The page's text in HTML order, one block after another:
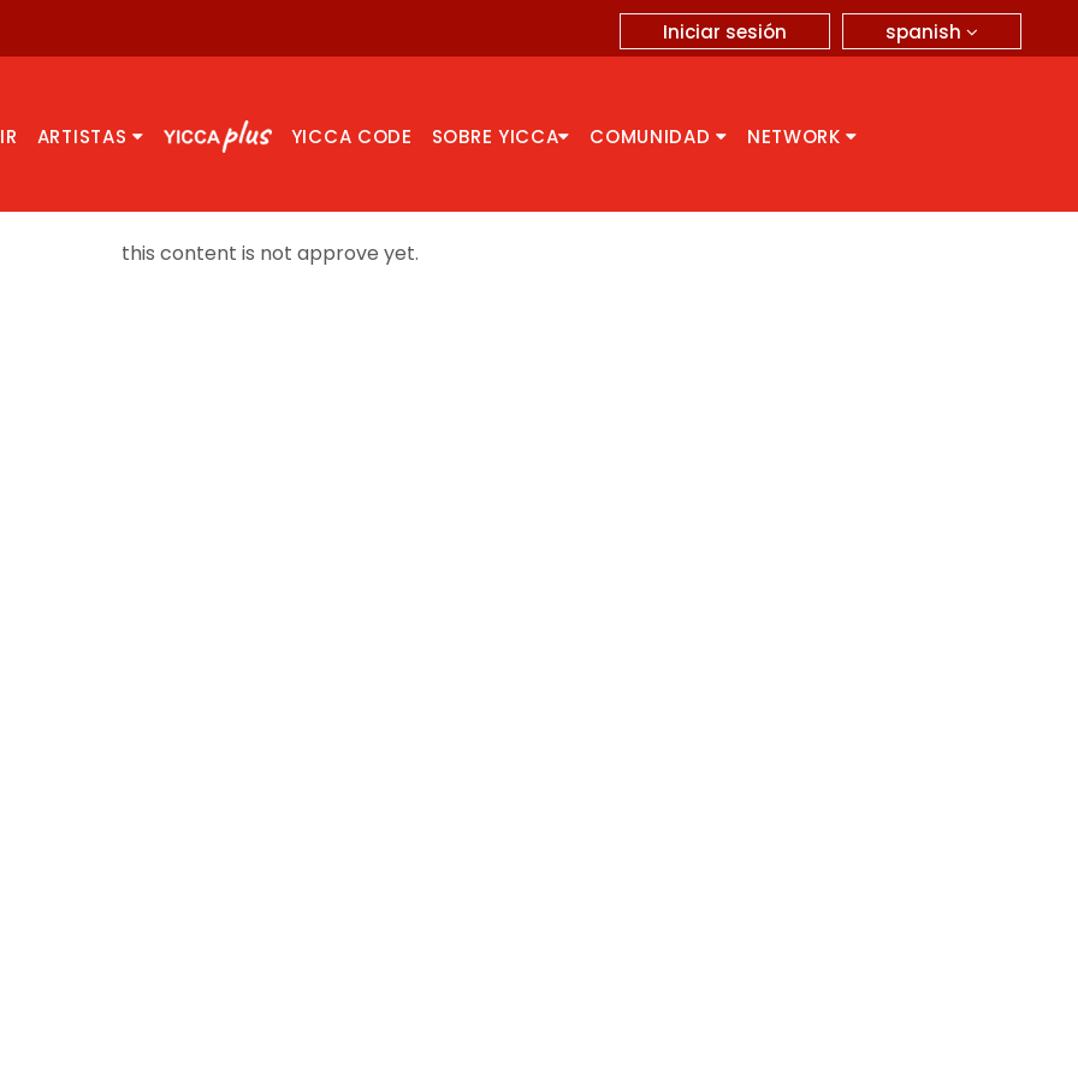
spanish
Iniciar sesión
ARTISTAS YICCA CODE SOBRE YICCA COMUNIDAD NETWORK
this content is not approve yet.